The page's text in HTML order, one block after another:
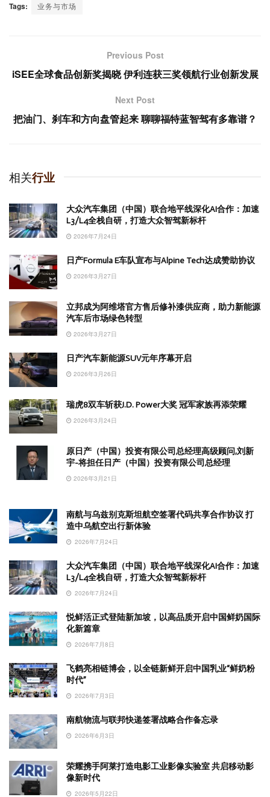
Tags: 业务与市场
Previous Post
iSEE全球食品创新奖揭晓 伊利连获三奖领航行业创新发展
Next Post
把油门、刹车和方向盘管起来 聊聊福特蓝智驾有多靠谱？
相关行业
大众汽车集团（中国）联合地平线深化AI合作：加速
L3/L4全栈自研，打造大众智驾新标杆
2026年7月24日
日产Formula E车队宣布与Alpine Tech达成赞助协议
2026年3月27日
立邦成为阿维塔官方售后修补漆供应商，助力新能源
汽车后市场绿色转型
2026年3月27日
日产汽车新能源SUV元年序幕开启
2026年3月26日
瑞虎8双车斩获J.D. Power大奖 冠军家族再添荣耀
2026年3月24日
原日产（中国）投资有限公司总经理高级顾问,刘新
宇-将担任日产（中国）投资有限公司总经理
2026年3月21日
南航与乌兹别克斯坦航空签署代码共享合作协议 打
造中乌航空出行新体验
2026年7月24日
大众汽车集团（中国）联合地平线深化AI合作：加速
L3/L4全栈自研，打造大众智驾新标杆
2026年7月24日
悦鲜活正式登陆新加坡，以高品质开启中国鲜奶国际
化新篇章
2026年7月8日
飞鹤亮相链博会，以全链新鲜开启中国乳业“鲜奶粉
时代”
2026年7月3日
南航物流与联邦快递签署战略合作备忘录
2026年6月3日
荣耀携手阿莱打造电影工业影像实验室 共启移动影
像新时代
2026年5月22日